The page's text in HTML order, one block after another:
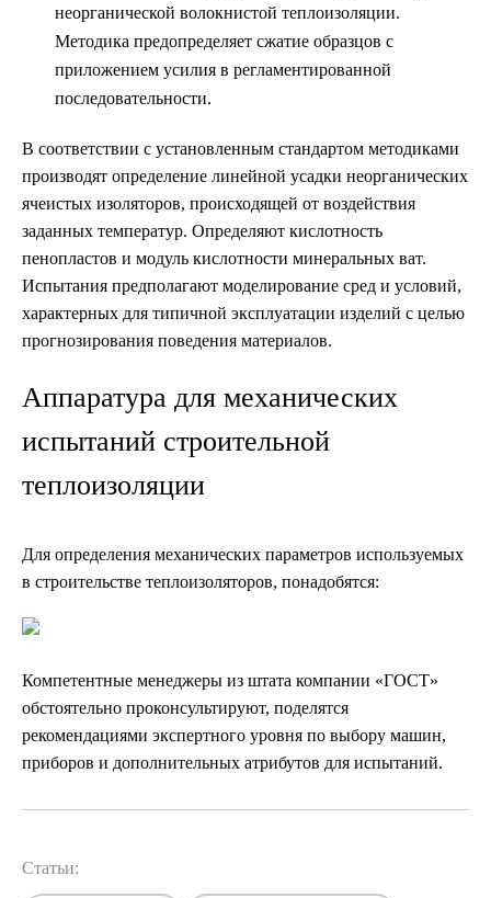
Статьи:
неорганической волокнистой теплоизоляции.
Методика предопределяет сжатие образцов с
приложением усилия в регламентированной
последовательности.
В соответствии с установленным стандартом методиками
производят определение линейной усадки неорганических
ячеистых изоляторов, происходящей от воздействия
заданных температур. Определяют кислотность
пенопластов и модуль кислотности минеральных ват.
Испытания предполагают моделирование сред и условий,
характерных для типичной эксплуатации изделий с целью
прогнозирования поведения материалов.
Аппаратура для механических
испытаний строительной
теплоизоляции
Для определения механических параметров используемых
в строительстве теплоизоляторов, понадобятся:
Компетентные менеджеры из штата компании «ГОСТ»
обстоятельно проконсультируют, поделятся
рекомендациями экспертного уровня по выбору машин,
приборов и дополнительных атрибутов для испытаний.